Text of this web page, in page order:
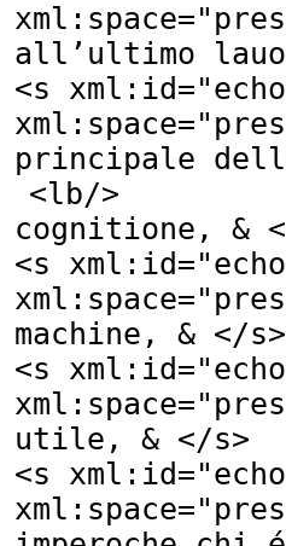
xml:space="
all’ultimo
<s xml:id="
xml:space="
principale
<lb/>
cognitione, &
<s xml:id="
xml:space="
machine, & </s>
<s xml:id="
xml:space="
utile, & </s>
<s xml:id="
xml:space="